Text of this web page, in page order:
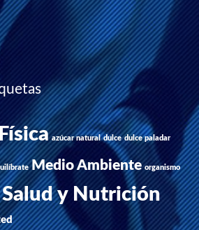
azúcar natural dulce dulce paladar
Medio Ambiente organismo
Salud y Nutrición